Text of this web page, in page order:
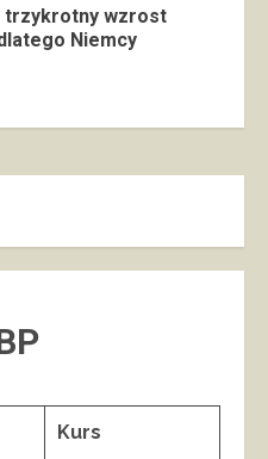
trzykrotny wzrost
Niemcy
Kurs